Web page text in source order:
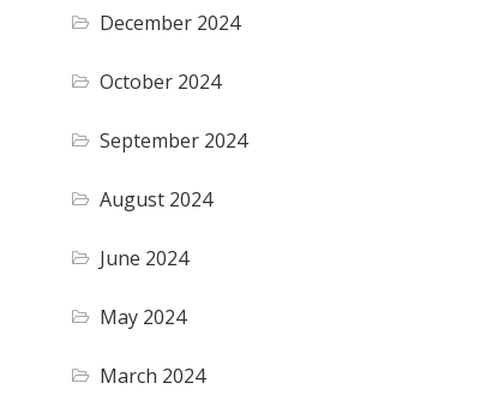
December 2024
October 2024
September 2024
August 2024
June 2024
May 2024
March 2024